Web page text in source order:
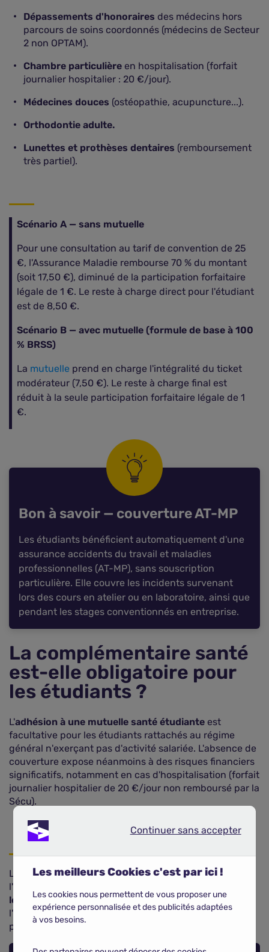
Dépassements d'honoraires des médecins hors
parcours de soins coordonnés (médecins de Secteur
2 non OPTAM).
Chambre particulière en hospitalisation (forfait
journalier hospitalier : 20 €/jour).
Médecines douces (ostéopathie, acupuncture...).
Orthodontie adulte.
Lunettes et prothèses dentaires (remboursement
très partiel).
Scénario A — sans mutuelle
Pour une consultation au tarif de convention de 25
€, l'Assurance Maladie rembourse 70 % du montant
(soit 17,50 €), diminué de la participation forfaitaire
légale de 1 €. Le reste à charge direct pour l'étudiant
est de 8,50 €.
Scénario B — avec mutuelle (formule de base à 100
% BRSS)
La mutuelle prend en charge l'intégralité du ticket
modérateur (7,50 €). Le reste à charge final est
réduit à la seule participation forfaitaire légale de 1
€.
Bon à savoir — couverture AT-MP
Les étudiants bénéficient automatiquement d'une
assurance accidents du travail et maladies
professionnelles (AT-MP), sans souscription
particulière. Elle couvre les incidents survenant
lors des cours en atelier ou en laboratoire, ainsi que
pendant les stages conventionnés en entreprise.
La complémentaire santé
est-elle obligatoire pour
les étudiants ?
L'adhésion à une mutuelle santé étudiante est
facultative pour les étudiants rattachés au régime
général n'exerçant pas d'activité salariée. L'absence de
couverture expose néanmoins à des risques financiers
significatifs, notamment en cas d'hospitalisation (forfait
journalier hospitalier de 20 €/jour non remboursé par la
Sécu).
La mutuelle d'entrepriseest obligatoire en vertu de
l'article L911-7 du Code de la Sécurité sociale. Une
lettre de dispense d'adhésionreste possible si
l'étudiant est déjà couvert par ailleurs (mutuelle des
parents ou contrat personnel).
Continuer sans accepter
Les meilleurs Cookies c'est par ici !
Les cookies nous permettent de vous proposer une
expérience personnalisée et des publicités adaptées
à vos besoins.
Continuer sans accepter